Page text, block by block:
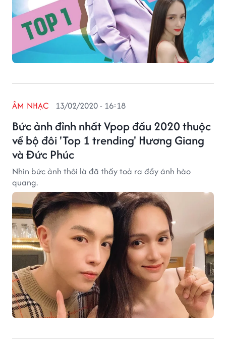
Bức ảnh đỉnh nhất Vpop đầu 2020 thuộc
về bộ đôi 'Top 1 trending' Hương Giang
và Đức Phúc
ÂM NHẠC 13/02/2020 - 16:18
Nhìn bức ảnh thôi là đã thấy toả ra đầy ánh hào
quang.